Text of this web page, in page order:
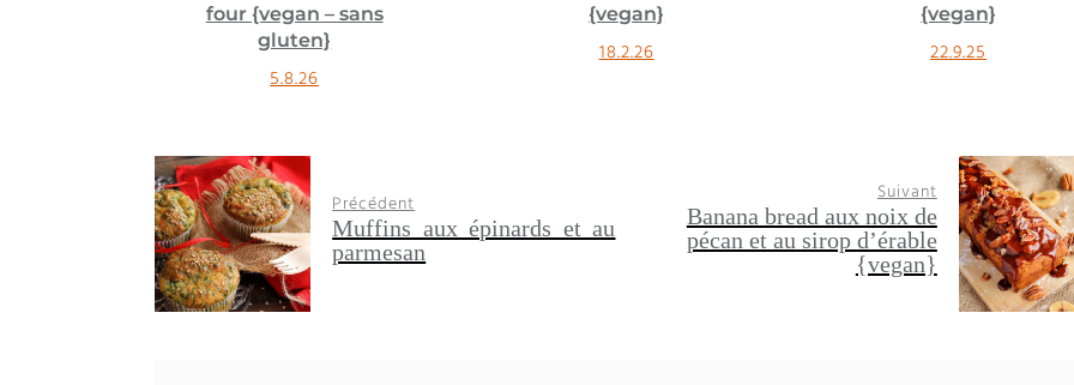
{vegan}
18.2.26
{vegan}
22.9.25
{vegan}
6.8.25
Précédent
Muffins aux épinards et au
parmesan
Suivant
Banana bread aux noix de
pécan et au sirop d’érable
{vegan}